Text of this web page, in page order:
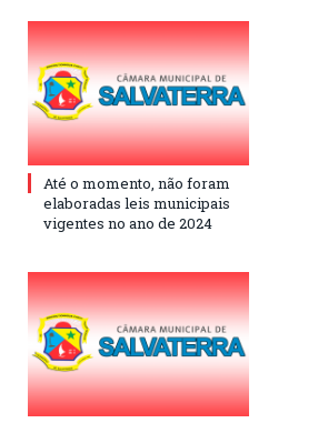
Até o momento, não foram
elaboradas leis municipais
vigentes no ano de 2024